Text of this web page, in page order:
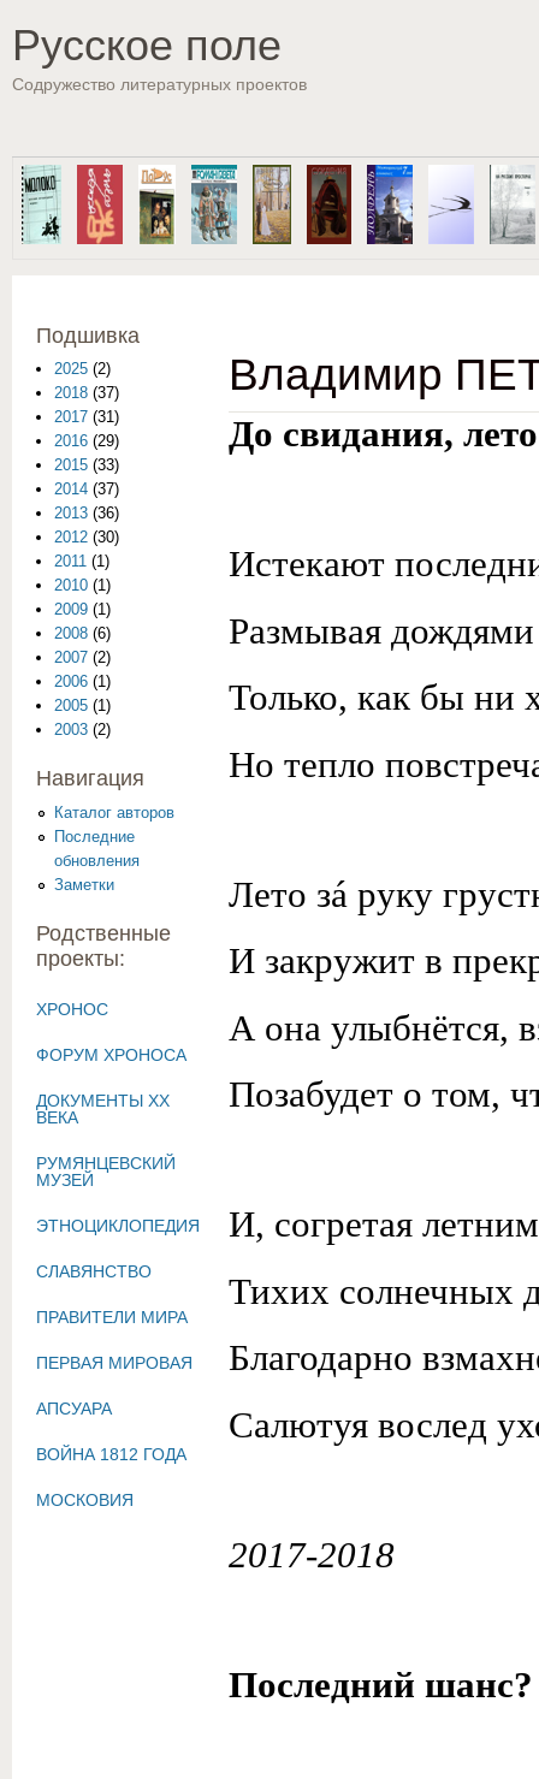
Русское поле
Содружество литературных проектов
Владимир
До свидания,
Истекают
Размывая
Только, как бы ни
Но тепло
Лето зá руку
И закружит в
А она улыбнётся,
Позабудет о том,
И, согретая
Тихих солнечных
Благодарно
Салютуя вослед
2017-2018
Последний шанс?
Подшивка
2025 (2)
2018 (37)
2017 (31)
2016 (29)
2015 (33)
2014 (37)
2013 (36)
2012 (30)
2011 (1)
2010 (1)
2009 (1)
2008 (6)
2007 (2)
2006 (1)
2005 (1)
2003 (2)
Навигация
Каталог авторов
Последние
обновления
Заметки
Родственные
проекты:
ХРОНОС
ФОРУМ ХРОНОСА
ДОКУМЕНТЫ XX
ВЕКА
РУМЯНЦЕВСКИЙ
МУЗЕЙ
ЭТНОЦИКЛОПЕДИЯ
СЛАВЯНСТВО
ПРАВИТЕЛИ МИРА
ПЕРВАЯ МИРОВАЯ
АПСУАРА
ВОЙНА 1812 ГОДА
МОСКОВИЯ